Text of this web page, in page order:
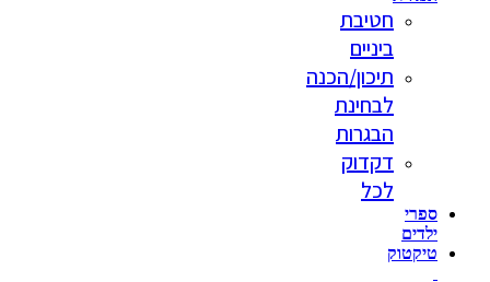
חטיבת
ביניים
תיכון/הכנה
לבחינת
הבגרות
דקדוק
לכל
ספרי
ילדים
טיקטוק